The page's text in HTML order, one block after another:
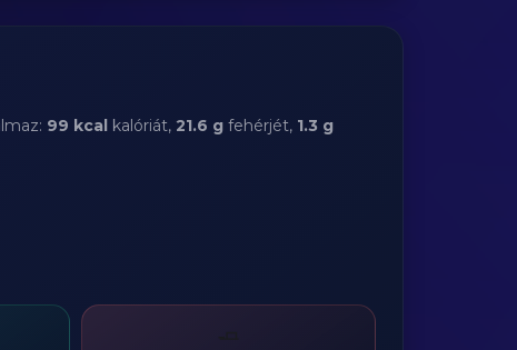
99 kcal kalóriát, 21.6 g fehérjét, 1.3 g